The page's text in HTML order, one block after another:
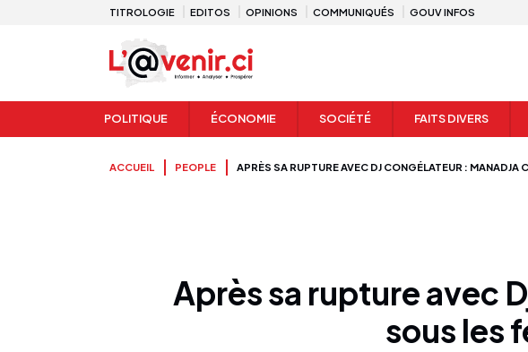
TITROLOGIE EDITOS OPINIONS COMMUNIQUÉS GOUV INFOS
POLITIQUE ÉCONOMIE SOCIÉTÉ FAITS DIVERS
ACCUEIL PEOPLE APRÈS SA RUPTURE AVEC DJ CONGÉLATEUR : MANADJA
Après sa rupture avec
sous les